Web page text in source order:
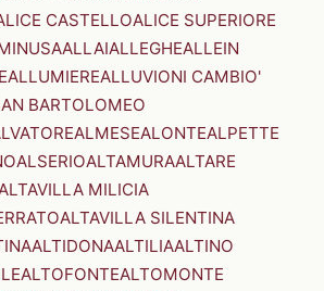
CASTELLOALICE SUPERIORE
ALLAIALLEGHEALLEIN
ALLUMIEREALLUVIONI CAMBIO'
BARTOLOMEO
ALMESEALONTEALPETTE
ALSERIOALTAMURAALTARE
MILICIA
ALTAVILLA SILENTINA
ALTIDONAALTILIAALTINO
ALTOFONTEALTOMONTE